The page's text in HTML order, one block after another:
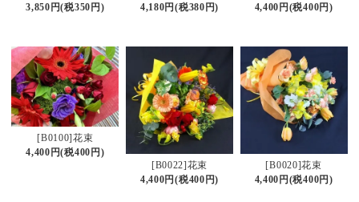
3,850円(税350円)
4,180円(税380円)
4,400円(税400円)
[B0100]花束
4,400円(税400円)
[B0022]花束
4,400円(税400円)
[B0020]花束
4,400円(税400円)